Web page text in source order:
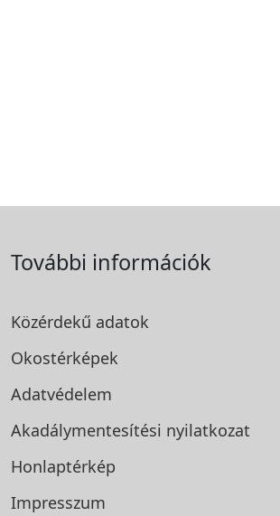
További információk
Közérdekű adatok
Okostérképek
Adatvédelem
Akadálymentesítési nyilatkozat
Honlaptérkép
Impresszum